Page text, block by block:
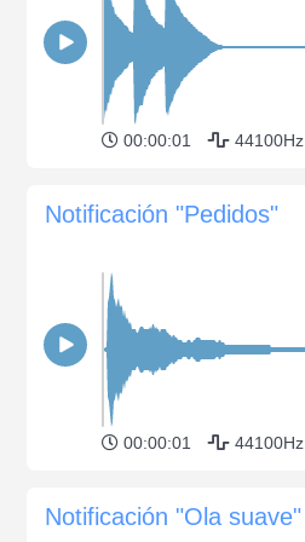
00:00:01 44100Hz
Notificación "Pedidos"
00:00:01 44100Hz
Notificación "Ola suave"